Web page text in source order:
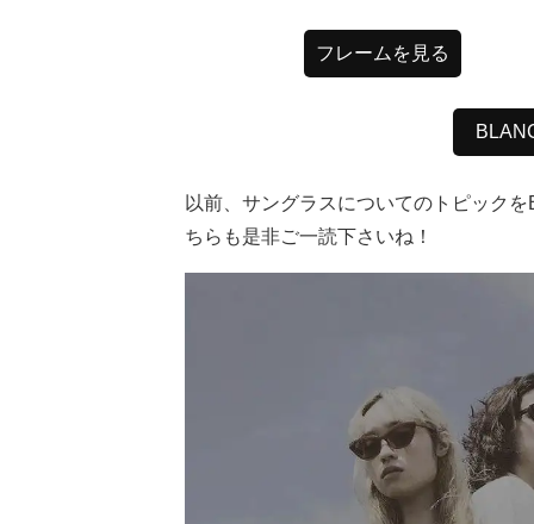
フレームを見る
以前、サングラスについてのトピック
ちらも是非ご一読下さいね！